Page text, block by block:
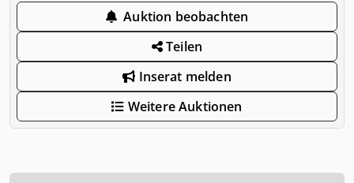
Auktion beobachten
Teilen
Inserat melden
Weitere Auktionen